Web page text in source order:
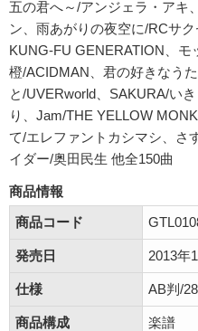
五の君へ～/アンジェラ・アキ
ン、雨あがりの夜空に/RCサ
KUNG-FU GENERATION、モ
橙/ACIDMAN、君の好きなう
と/UVERworld、SAKURA/い
り、Jam/THE YELLOW
て/エレファントカシマシ、さ
イダー/奥田民生 他全150曲
商品情報
商品コード
発売日 2013年
仕様 AB判/
商品構成 楽譜